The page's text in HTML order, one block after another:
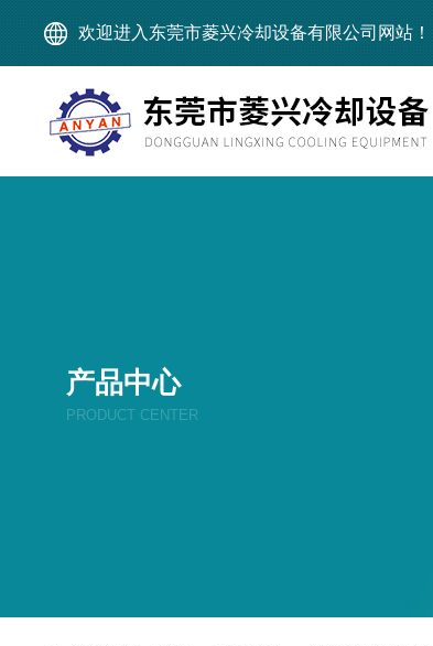
欢迎进入东莞市菱兴冷却设备有限公司网站！
产品中心
PRODUCT CENTER